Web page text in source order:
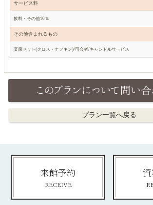
サービス料
飲料・その他10％
その他含まれるもの
宴席セット(クロス・ナフキン)/司会者/キャンドルサービス
プラン一覧へ戻る
来館予約
RECEIVE